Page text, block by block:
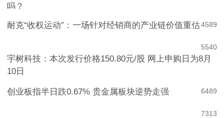
吗？
589
4
耐克“收权运动”：一场针对经销商的产业链价值重估
540
5
宇树科技：本次发行价格150.80元/股 网上申购日为8月
10日
489
6
创业板指半日跌0.67% 贵金属板块逆势走强
313
7